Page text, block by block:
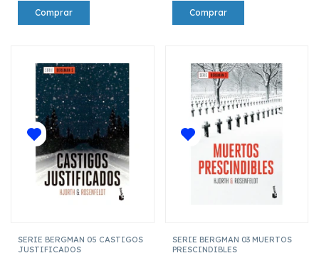
SERIE BERGMAN 05 CASTIGOS
JUSTIFICADOS
SERIE BERGMAN 03 MUERTOS
PRESCINDIBLES